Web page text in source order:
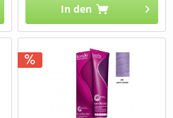
In den